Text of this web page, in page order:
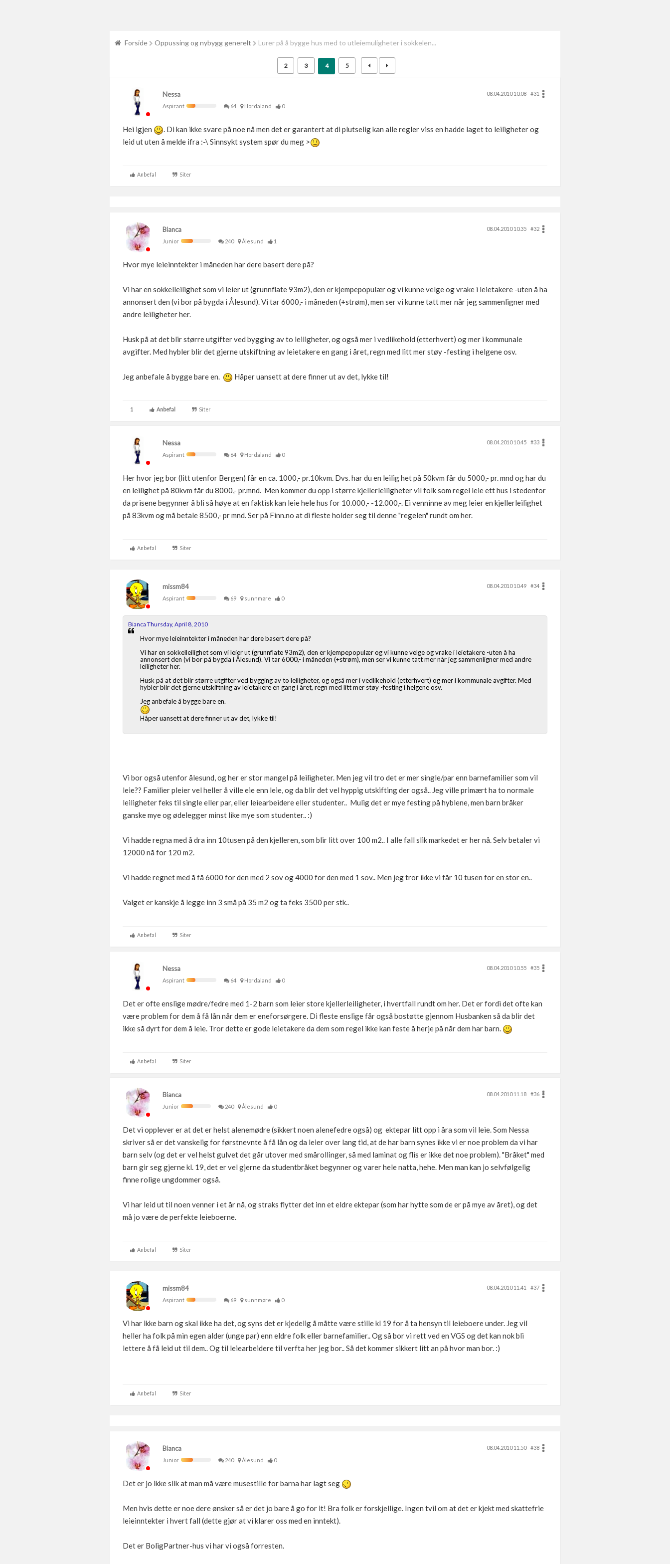
Forside Oppussing og nybygg generelt Lurer på å bygge hus med to utleiemuligheter i sokkelen...
2 3 4 5
Nessa 08.04.2010 10.08
#31
Aspirant
64 Hordaland 0
Hei igjen
. Di kan ikke svare på noe nå men det er garantert at di plutselig kan alle regler viss en hadde laget to leiligheter og
leid ut uten å melde ifra :-\ Sinnsykt system spør du meg >
Anbefal Siter
Bianca 08.04.2010 10.35
#32
Junior
240 Ålesund 1
Hvor mye leieinntekter i måneden har dere basert dere på?
Vi har en sokkelleilighet som vi leier ut (grunnflate 93m2), den er kjempepopulær og vi kunne velge og vrake i leietakere -uten å ha
annonsert den (vi bor på bygda i Ålesund). Vi tar 6000,- i måneden (+strøm), men ser vi kunne tatt mer når jeg sammenligner med
andre leiligheter her.
Husk på at det blir større utgifter ved bygging av to leiligheter, og også mer i vedlikehold (etterhvert) og mer i kommunale
avgifter. Med hybler blir det gjerne utskiftning av leietakere en gang i året, regn med litt mer støy -festing i helgene osv.
Jeg anbefale å bygge bare en. Håper uansett at dere finner ut av det, lykke til!
1 Anbefal Siter
Nessa 08.04.2010 10.45
#33
Aspirant
64 Hordaland 0
Her hvor jeg bor (litt utenfor Bergen) får en ca. 1000,- pr.10kvm. Dvs. har du en leilig het på 50kvm får du 5000,- pr. mnd og har du
en leilighet på 80kvm får du 8000,- pr.mnd. Men kommer du opp i større kjellerleiligheter vil folk som regel leie ett hus i stedenfor
da prisene begynner å bli så høye at en faktisk kan leie hele hus for 10.000,- -12.000,-. Ei venninne av meg leier en kjellerleilighet
på 83kvm og må betale 8500,- pr mnd. Ser på Finn.no at di fleste holder seg til denne "regelen" rundt om her.
Anbefal Siter
missm84 08.04.2010 10.49
#34
Aspirant
69 sunnmøre 0
Bianca Thursday, April 8, 2010
Hvor mye leieinntekter i måneden har dere basert dere på?
Vi har en sokkelleilighet som vi leier ut (grunnflate 93m2), den er kjempepopulær og vi kunne velge og vrake i leietakere -uten å ha
annonsert den (vi bor på bygda i Ålesund). Vi tar 6000,- i måneden (+strøm), men ser vi kunne tatt mer når jeg sammenligner med andre
leiligheter her.
Husk på at det blir større utgifter ved bygging av to leiligheter, og også mer i vedlikehold (etterhvert) og mer i kommunale avgifter. Med
hybler blir det gjerne utskiftning av leietakere en gang i året, regn med litt mer støy -festing i helgene osv.
Jeg anbefale å bygge bare en.
Håper uansett at dere finner ut av det, lykke til!
Vi bor også utenfor ålesund, og her er stor mangel på leiligheter. Men jeg vil tro det er mer single/par enn barnefamilier som vil
leie?? Familier pleier vel heller å ville eie enn leie, og da blir det vel hyppig utskifting der også.. Jeg ville primært ha to normale
leiligheter feks til single eller par, eller leiearbeidere eller studenter.. Mulig det er mye festing på hyblene, men barn bråker
ganske mye og ødelegger minst like mye som studenter.. :)
Vi hadde regna med å dra inn 10tusen på den kjelleren, som blir litt over 100 m2.. I alle fall slik markedet er her nå. Selv betaler vi
12000 nå for 120 m2.
Vi hadde regnet med å få 6000 for den med 2 sov og 4000 for den med 1 sov.. Men jeg tror ikke vi får 10 tusen for en stor en..
Valget er kanskje å legge inn 3 små på 35 m2 og ta feks 3500 per stk..
Anbefal Siter
Nessa 08.04.2010 10.55
#35
Aspirant
64 Hordaland 0
Det er ofte enslige mødre/fedre med 1-2 barn som leier store kjellerleiligheter, i hvertfall rundt om her. Det er fordi det ofte kan
være problem for dem å få lån når dem er eneforsørgere. Di fleste enslige får også bostøtte gjennom Husbanken så da blir det
ikke så dyrt for dem å leie. Tror dette er gode leietakere da dem som regel ikke kan feste å herje på når dem har barn.
Anbefal Siter
Bianca 08.04.2010 11.18
#36
Junior
240 Ålesund 0
Det vi opplever er at det er helst alenemødre (sikkert noen alenefedre også) og ektepar litt opp i åra som vil leie. Som Nessa
skriver så er det vanskelig for førstnevnte å få lån og da leier over lang tid, at de har barn synes ikke vi er noe problem da vi har
barn selv (og det er vel helst gulvet det går utover med smårollinger, så med laminat og flis er ikke det noe problem). "Bråket" med
barn gir seg gjerne kl. 19, det er vel gjerne da studentbråket begynner og varer hele natta, hehe. Men man kan jo selvfølgelig
finne rolige ungdommer også.
Vi har leid ut til noen venner i et år nå, og straks flytter det inn et eldre ektepar (som har hytte som de er på mye av året), og det
må jo være de perfekte leieboerne.
Anbefal Siter
missm84 08.04.2010 11.41
#37
Aspirant
69 sunnmøre 0
Vi har ikke barn og skal ikke ha det, og syns det er kjedelig å måtte være stille kl 19 for å ta hensyn til leieboere under. Jeg vil
heller ha folk på min egen alder (unge par) enn eldre folk eller barnefamilier.. Og så bor vi rett ved en VGS og det kan nok bli
lettere å få leid ut til dem.. Og til leiearbeidere til verfta her jeg bor.. Så det kommer sikkert litt an på hvor man bor. :)
Anbefal Siter
Bianca 08.04.2010 11.50
#38
Junior
240 Ålesund 0
Det er jo ikke slik at man må være musestille for barna har lagt seg
Men hvis dette er noe dere ønsker så er det jo bare å go for it! Bra folk er forskjellige. Ingen tvil om at det er kjekt med skattefrie
leieinntekter i hvert fall (dette gjør at vi klarer oss med en inntekt).
Det er BoligPartner-hus vi har vi også forresten.